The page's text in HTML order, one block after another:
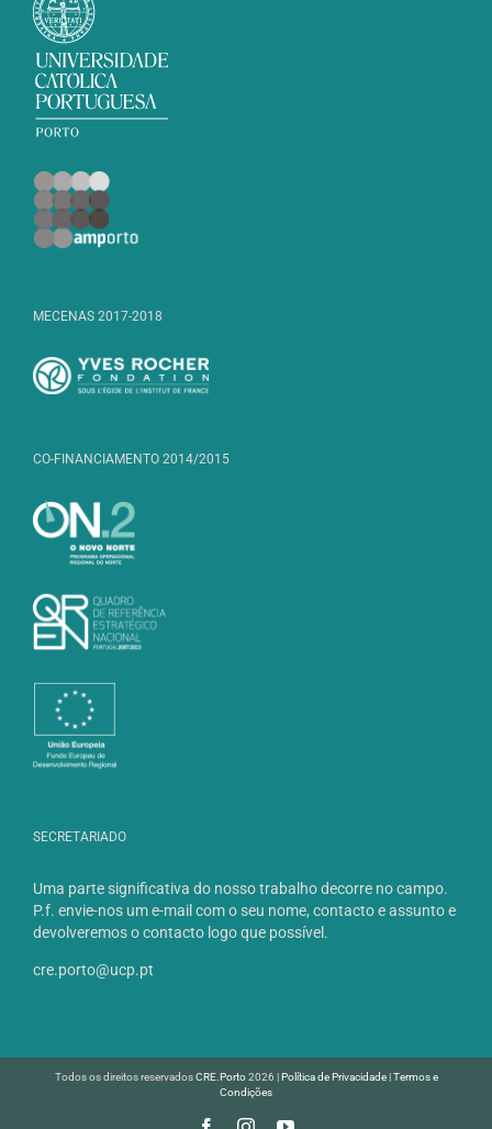
MECENAS 2017-2018
CO-FINANCIAMENTO 2014/2015
SECRETARIADO
Uma parte significativa do nosso trabalho decorre no campo.
P.f. envie-nos um e-mail com o seu nome, contacto e assunto e
devolveremos o contacto logo que possível.
cre.porto@ucp.pt
Todos os direitos reservadosCRE.Porto2026 |Política de Privacidade|Termos e
Condições